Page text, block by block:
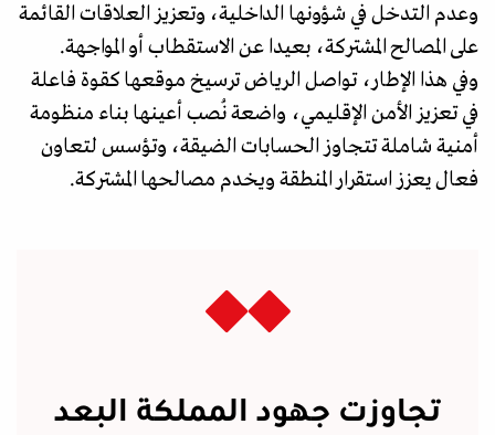
وعدم التدخل في شؤونها الداخلية، وتعزيز العلاقات القائمة
على المصالح المشتركة، بعيدا عن الاستقطاب أو المواجهة.
وفي هذا الإطار، تواصل الرياض ترسيخ موقعها كقوة فاعلة
في تعزيز الأمن الإقليمي، واضعة نُصب أعينها بناء منظومة
أمنية شاملة تتجاوز الحسابات الضيقة، وتؤسس لتعاون
فعال يعزز استقرار المنطقة ويخدم مصالحها المشتركة.
تجاوزت جهود المملكة البعد